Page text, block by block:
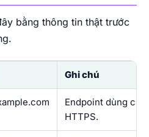
bằng thông tin thật trước
Ghi chú
Endpoint dùng cho
HTTPS.